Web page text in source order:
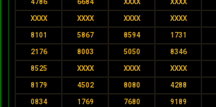
XXXX XXXX XXXX XXXX
8101 5867 8594 1731
2176 8003 5050 8346
8525 XXXX XXXX XXXX
8179 4502 8080 4288
0834 1769 7680 9189